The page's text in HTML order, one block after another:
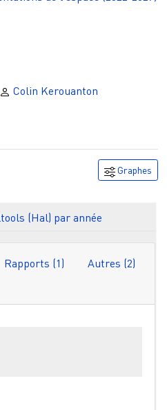
Colin Kerouanton
Graphes
(Hal) par année
Rapports (1)
Autres (2)